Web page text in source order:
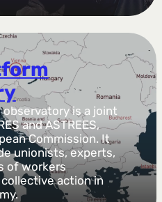
is a joint
and ASTREES,
Commission. It
unionists, experts,
of workers
action in